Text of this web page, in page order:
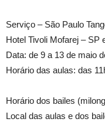
Serviço – São Paulo
Hotel Tivoli Mofarej – SP
Data: de 9 a 13 de maio
Horário das aulas: das
Horário dos bailes
Local das aulas e dos